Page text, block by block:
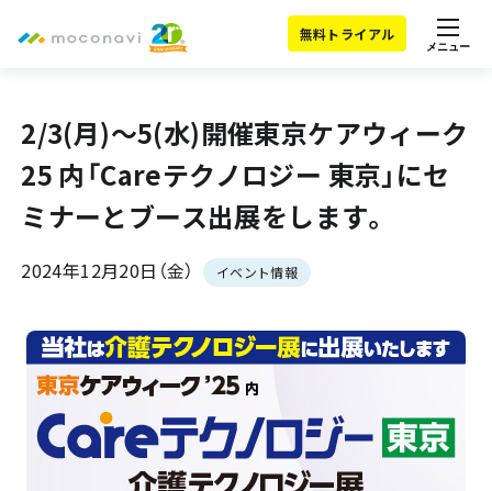
無料トライアル
メニュー
2/3(月)～5(水)開催東京ケアウィーク
25 内「Careテクノロジー 東京」にセ
ミナーとブース出展をします。
2024年12月20日（金） イベント情報